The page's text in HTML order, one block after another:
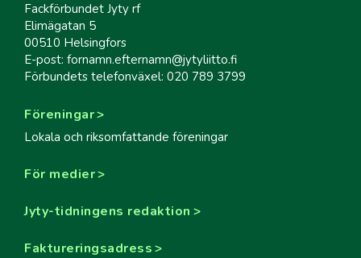
Fackförbundet Jyty rf
Elimägatan 5
00510 Helsingfors
E-post: fornamn.efternamn@jytyliitto.fi
Förbundets telefonväxel: 020 789 3799
Föreningar
Lokala och riksomfattande föreningar
För medier
Jyty-tidningens redaktion
Faktureringsadress